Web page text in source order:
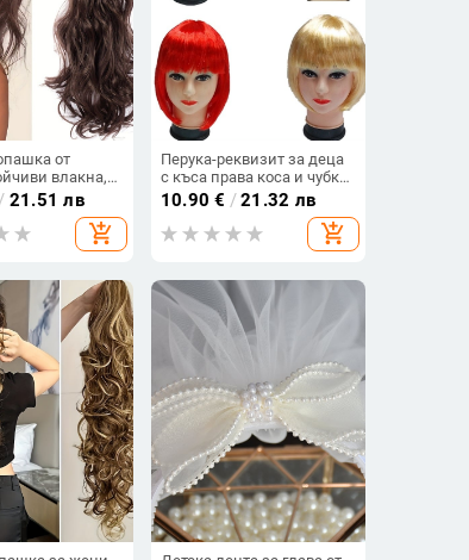
от
влакна,
може да се
марка haylon
/ 21.51 лв
add_shopping_cart
Перука-реквизит за деца
с къса права коса и чубка,
естествен стил, коса K-
wire/P-wire, механичен
процес, подходяща за
10.90 € /21.32 лв
add_shopping_cart